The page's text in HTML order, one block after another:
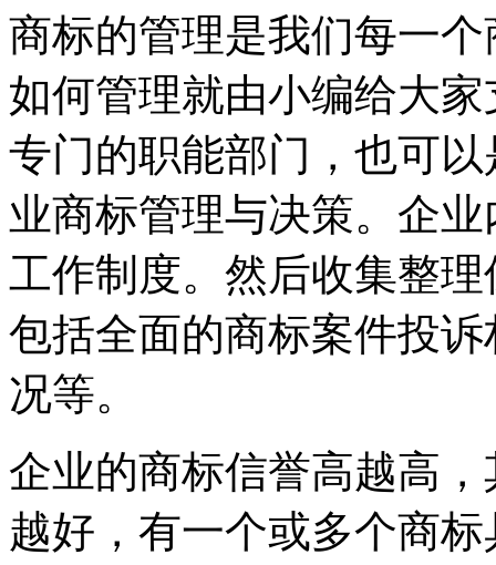
商标的管理是我们每一
如何管理就由小编给大
专门的职能部门，也可
业商标管理与决策。企
工作制度。然后收集整
包括全面的商标案件投
况等。
企业的商标信誉高越高
越好，有一个或多个商